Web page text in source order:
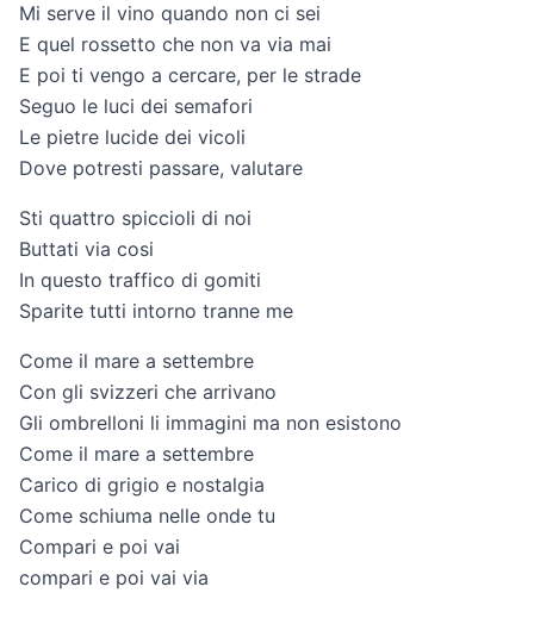
Mi serve il vino quando non ci sei
E quel rossetto che non va via mai
E poi ti vengo a cercare, per le strade
Seguo le luci dei semafori
Le pietre lucide dei vicoli
Dove potresti passare, valutare
Sti quattro spiccioli di noi
Buttati via cosi
In questo traffico di gomiti
Sparite tutti intorno tranne me
Come il mare a settembre
Con gli svizzeri che arrivano
Gli ombrelloni li immagini ma non esistono
Come il mare a settembre
Carico di grigio e nostalgia
Come schiuma nelle onde tu
Compari e poi vai
compari e poi vai via